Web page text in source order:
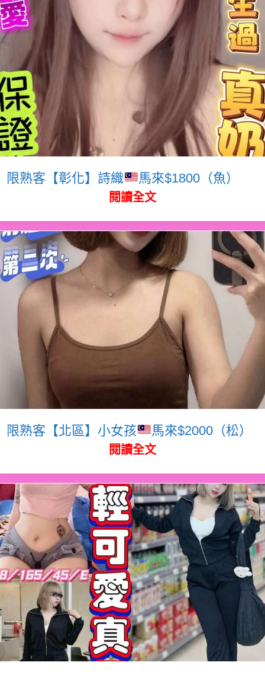
限熟客【彰化】詩織 馬來$1800（魚）
閱讀全文
限熟客【北區】小女孩 馬來$2000（松）
閱讀全文